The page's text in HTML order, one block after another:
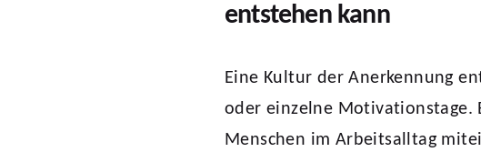
entstehen kann
Eine Kultur der Anerkennung
oder einzelne Motivationstage.
Menschen im Arbeitsalltag